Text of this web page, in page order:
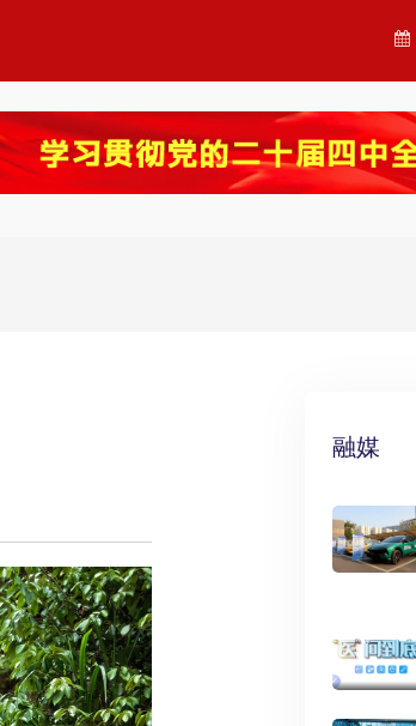
融媒
《见证实干奋进》：
加快红利释放，临安
有何“关键招”？
《深入开展“五个
年”活动》：临安突
围“存量时代”